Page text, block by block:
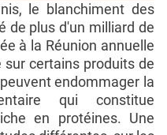
le blanchiment des
de plus d'un milliard de
à la Réunion annuelle
sur certains produits de
endommager la
qui constitue
en protéines. Une